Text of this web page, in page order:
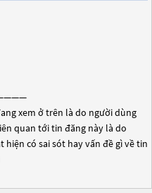
xem ở trên là do người dùng
quan tới tin đăng này là do
hiện có sai sót hay vấn đề gì về tin